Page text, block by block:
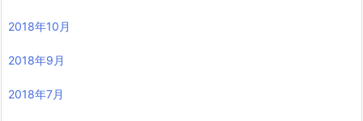
2018年10月
2018年9月
2018年7月